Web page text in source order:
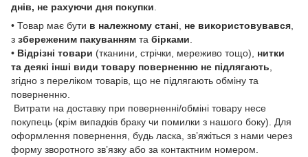
днів, не рахуючи дня покупки
• Товар має бути в належному стані не використовувався
з збереженим пакуванням та бірками
• Відрізні товари (тканини, стрічки, мереживо тощо), нитки
та деякі інші види товару поверненню не підлягають
згідно з переліком товарів, що не підлягають обміну та
поверненню.
Витрати на доставку при поверненні/обміні товару несе
покупець (крім випадків браку чи помилки з нашого боку). Для
оформлення повернення, будь ласка, зв’яжіться з нами через
форму зворотного зв’язку або за контактним номером.